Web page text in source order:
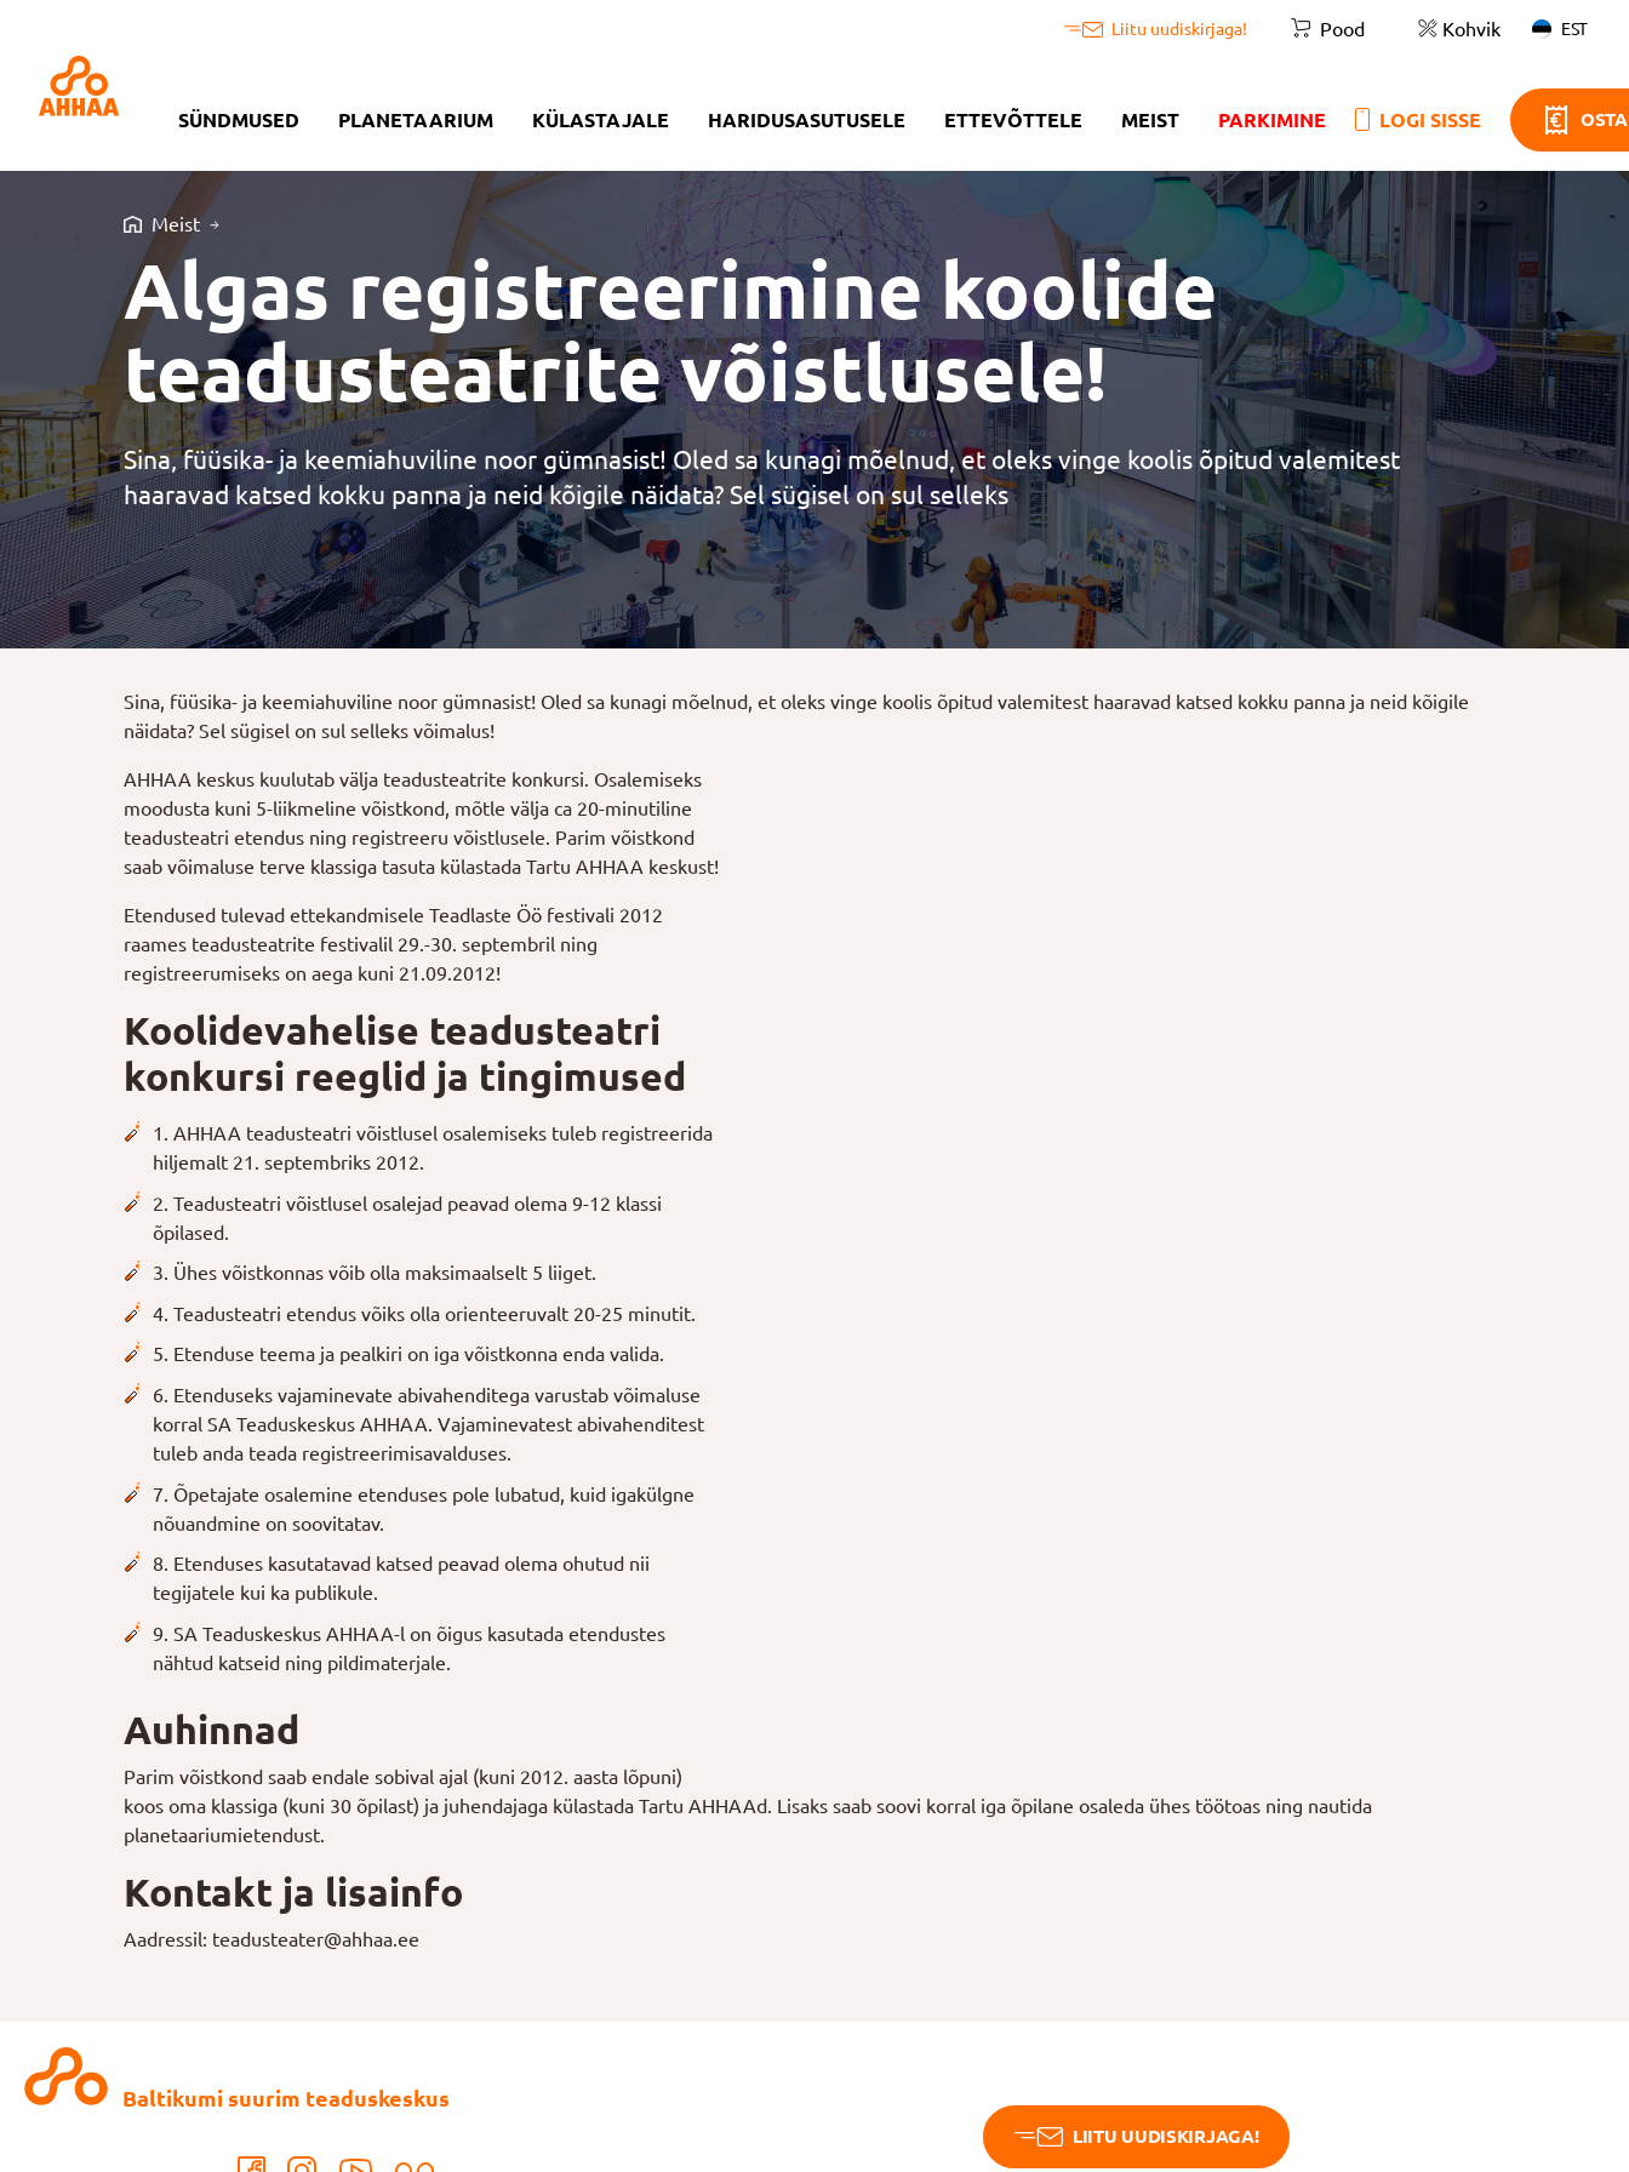
Liitu uudiskirjaga! Pood Kohvik EST
SÜNDMUSED PLANETAARIUM KÜLASTAJALE HARIDUSASUTUSELE ETTEVÕTTELE MEIST PARKIMINE LOGI SISSE
Meist
Algas registreerimine koolide
teadusteatrite võistlusele!
Sina, füüsika- ja keemiahuviline noor gümnasist! Oled sa kunagi mõelnud, et oleks vinge koolis õpitud valemitest
haaravad katsed kokku panna ja neid kõigile näidata? Sel sügisel on sul selleks
Sina, füüsika- ja keemiahuviline noor gümnasist! Oled sa kunagi mõelnud, et oleks vinge koolis õpitud valemitest haaravad katsed kokku panna ja neid kõigile
näidata? Sel sügisel on sul selleks võimalus!
AHHAA keskus kuulutab välja teadusteatrite konkursi. Osalemiseks
moodusta kuni 5-liikmeline võistkond, mõtle välja ca 20-minutiline
teadusteatri etendus ning registreeru võistlusele. Parim võistkond
saab võimaluse terve klassiga tasuta külastada Tartu AHHAA keskust!
Etendused tulevad ettekandmisele Teadlaste Öö festivali 2012
raames teadusteatrite festivalil 29.-30. septembril ning
registreerumiseks on aega kuni 21.09.2012!
Koolidevahelise teadusteatri
konkursi reeglid ja tingimused
1. AHHAA teadusteatri võistlusel osalemiseks tuleb registreerida
hiljemalt 21. septembriks 2012.
2. Teadusteatri võistlusel osalejad peavad olema 9-12 klassi
õpilased.
3. Ühes võistkonnas võib olla maksimaalselt 5 liiget.
4. Teadusteatri etendus võiks olla orienteeruvalt 20-25 minutit.
5. Etenduse teema ja pealkiri on iga võistkonna enda valida.
6. Etenduseks vajaminevate abivahenditega varustab võimaluse
korral SA Teaduskeskus AHHAA. Vajaminevatest abivahenditest
tuleb anda teada registreerimisavalduses.
7. Õpetajate osalemine etenduses pole lubatud, kuid igakülgne
nõuandmine on soovitatav.
8. Etenduses kasutatavad katsed peavad olema ohutud nii
tegijatele kui ka publikule.
9. SA Teaduskeskus AHHAA-l on õigus kasutada etendustes
nähtud katseid ning pildimaterjale.
Auhinnad
Parim võistkond saab endale sobival ajal (kuni 2012. aasta lõpuni)
koos oma klassiga (kuni 30 õpilast) ja juhendajaga külastada Tartu AHHAAd. Lisaks saab soovi korral iga õpilane osaleda ühes töötoas ning nautida
planetaariumietendust.
Kontakt ja lisainfo
Aadressil: teadusteater@ahhaa.ee
Baltikumi suurim teaduskeskus
LIITU UUDISKIRJAGA!